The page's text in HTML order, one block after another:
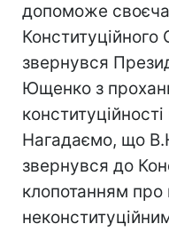
допоможе
Конституційного
звернувся
Ющенко з
Нагадаємо, що
звернувся до
клопотанням про